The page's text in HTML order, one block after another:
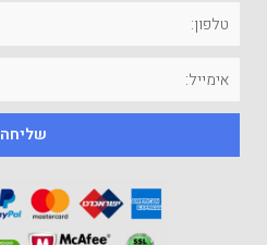
שליחה